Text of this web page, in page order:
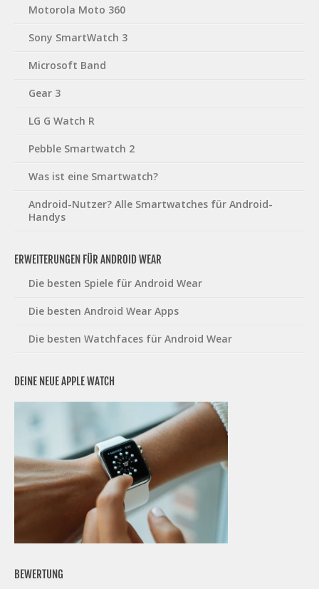
Motorola Moto 360
Sony SmartWatch 3
Microsoft Band
Gear 3
LG G Watch R
Pebble Smartwatch 2
Was ist eine Smartwatch?
Android-Nutzer? Alle Smartwatches für Android-
Handys
ERWEITERUNGEN FÜR ANDROID WEAR
Die besten Spiele für Android Wear
Die besten Android Wear Apps
Die besten Watchfaces für Android Wear
DEINE NEUE APPLE WATCH
BEWERTUNG